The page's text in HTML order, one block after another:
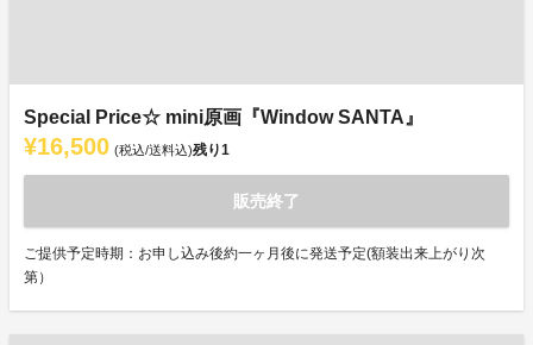
Special Price☆ mini原画『Window SANTA』
¥16,500 (税込/送料込)残り1
販売終了
ご提供予定時期：お申し込み後約一ヶ月後に発送予定(額装出来上がり次
第）